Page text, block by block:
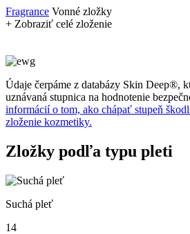
Fragrance Vonné zložky
+ Zobraziť celé zloženie
Údaje čerpáme z databázy Skin Deep®,
uznávaná stupnica na hodnotenie
informácií o tom, ako chápať stupeň
zloženie kozmetiky.
Zložky podľa typu pleti
Suchá pleť
14